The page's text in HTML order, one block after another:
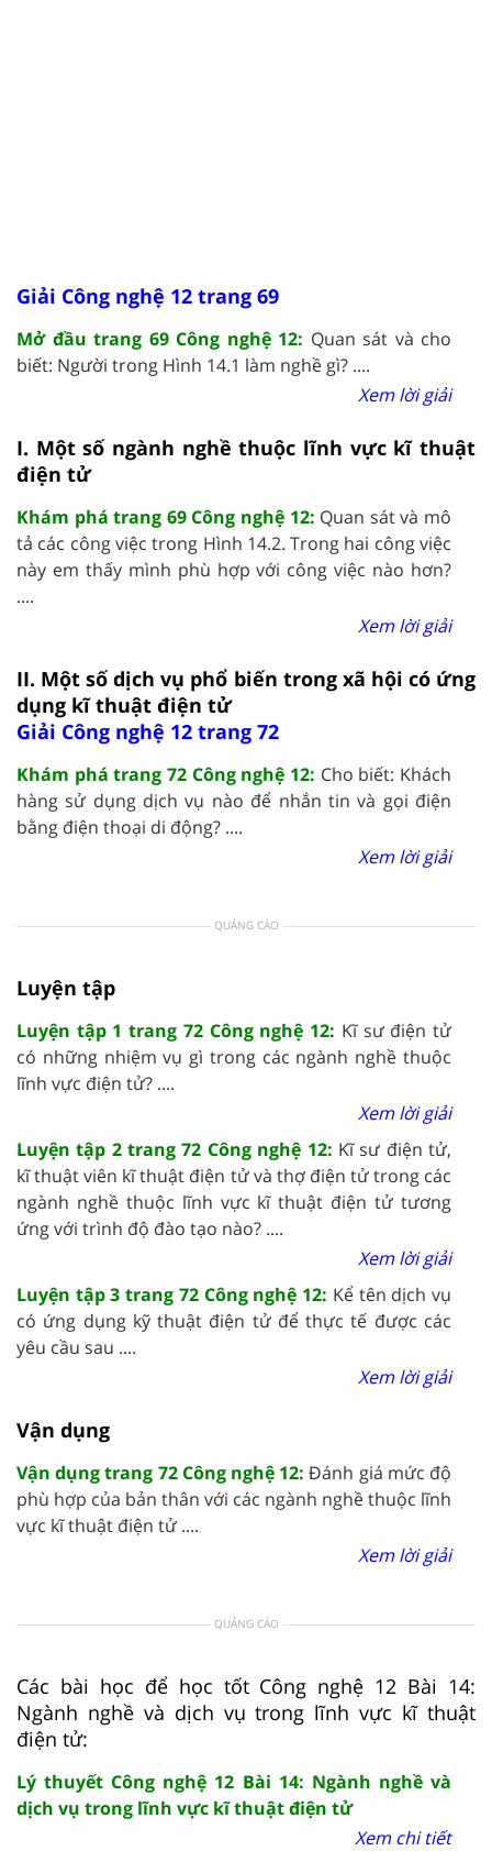
Giải Công nghệ 12 trang 69
Mở đầu trang 69 Công nghệ 12: Quan sát và cho
biết: Người trong Hình 14.1 làm nghề gì? ....
Xem lời giải
I. Một số ngành nghề thuộc lĩnh vực kĩ thuật
điện tử
Khám phá trang 69 Công nghệ 12: Quan sát và mô
tả các công việc trong Hình 14.2. Trong hai công việc
này em thấy mình phù hợp với công việc nào hơn?
....
Xem lời giải
II. Một số dịch vụ phổ biến trong xã hội có ứng
dụng kĩ thuật điện tử
Giải Công nghệ 12 trang 72
Khám phá trang 72 Công nghệ 12: Cho biết: Khách
hàng sử dụng dịch vụ nào để nhắn tin và gọi điện
bằng điện thoại di động? ....
Xem lời giải
QUẢNG CÁO
Luyện tập
Luyện tập 1 trang 72 Công nghệ 12: Kĩ sư điện tử
có những nhiệm vụ gì trong các ngành nghề thuộc
lĩnh vực điện tử? ....
Xem lời giải
Luyện tập 2 trang 72 Công nghệ 12: Kĩ sư điện tử,
kĩ thuật viên kĩ thuật điện tử và thợ điện tử trong các
ngành nghề thuộc lĩnh vực kĩ thuật điện tử tương
ứng với trình độ đào tạo nào? ....
Xem lời giải
Luyện tập 3 trang 72 Công nghệ 12: Kể tên dịch vụ
có ứng dụng kỹ thuật điện tử để thực tế được các
yêu cầu sau ....
Xem lời giải
Vận dụng
Vận dụng trang 72 Công nghệ 12:Đánh giá mức độ
phù hợp của bản thân với các ngành nghề thuộc lĩnh
vực kĩ thuật điện tử ....
Xem lời giải
QUẢNG CÁO
Các bài học để học tốt Công nghệ 12 Bài 14:
Ngành nghề và dịch vụ trong lĩnh vực kĩ thuật
điện tử:
Lý thuyết Công nghệ 12 Bài 14: Ngành nghề và
dịch vụ trong lĩnh vực kĩ thuật điện tử
Xem chi tiết